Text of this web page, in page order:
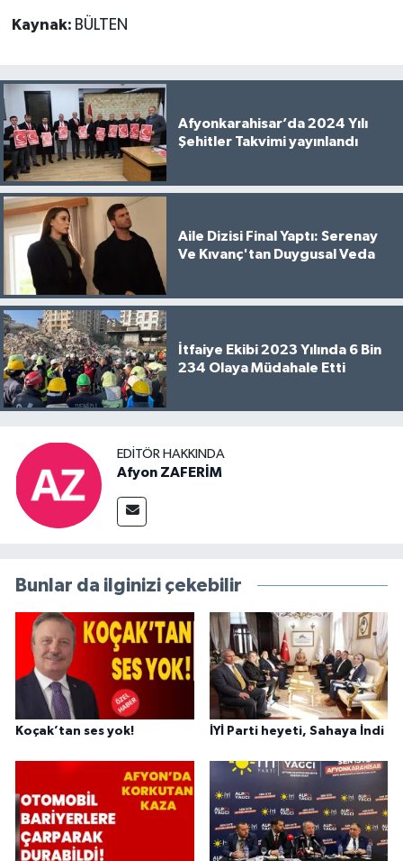
Kaynak: BÜLTEN
Afyonkarahisar’da 2024 Yılı
Şehitler Takvimi yayınlandı
Aile Dizisi Final Yaptı: Serenay
Ve Kıvanç'tan Duygusal Veda
İtfaiye Ekibi 2023 Yılında 6 Bin
234 Olaya Müdahale Etti
EDITÖR HAKKINDA
Afyon ZAFERİM
Bunlar da ilginizi çekebilir
Koçak’tan ses yok! İYİ Parti heyeti, Sahaya İndi